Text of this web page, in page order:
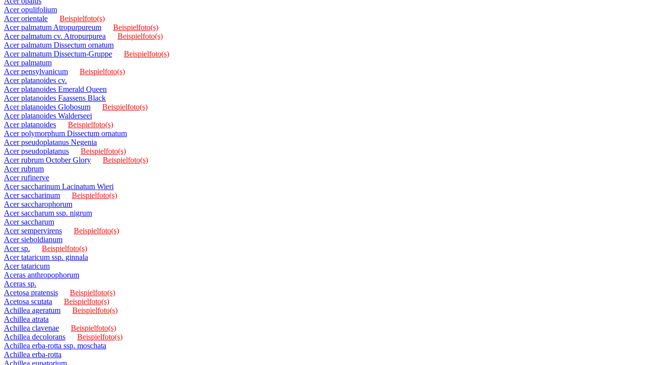
Acer opulifolium
Acer orientale
Beispielfoto(s)
Acer palmatum Atropurpureum
Beispielfoto(s)
Acer palmatum cv. Atropurpurea
Beispielfoto(s)
Acer palmatum Dissectum ornatum
Acer palmatum Dissectum-Gruppe
Beispielfoto(s)
Acer palmatum
Acer pensylvanicum
Beispielfoto(s)
Acer platanoides cv.
Acer platanoides Emerald Queen
Acer platanoides Faassens Black
Acer platanoides Globosum
Beispielfoto(s)
Acer platanoides Walderseei
Acer platanoides
Beispielfoto(s)
Acer polymorphum Dissectum ornatum
Acer pseudoplatanus Negenia
Acer pseudoplatanus
Beispielfoto(s)
Acer rubrum October Glory
Beispielfoto(s)
Acer rubrum
Acer rufinerve
Acer saccharinum Lacinatum Wieri
Acer saccharinum
Beispielfoto(s)
Acer saccharophorum
Acer saccharum ssp. nigrum
Acer saccharum
Acer sempervirens
Beispielfoto(s)
Acer sieboldianum
Acer sp.
Beispielfoto(s)
Acer tataricum ssp. ginnala
Acer tataricum
Aceras anthropophorum
Aceras sp.
Acetosa pratensis
Beispielfoto(s)
Acetosa scutata
Beispielfoto(s)
Achillea ageratum
Beispielfoto(s)
Achillea atrata
Achillea clavenae
Beispielfoto(s)
Achillea decolorans
Beispielfoto(s)
Achillea erba-rotta ssp. moschata
Achillea erba-rotta
Achillea eupatorium